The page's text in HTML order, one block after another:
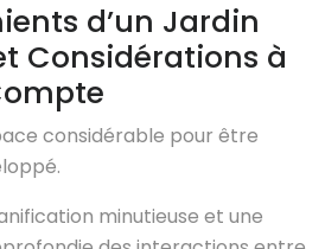
d’un Jardin
Considérations à
considérable pour être
minutieuse et une